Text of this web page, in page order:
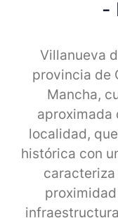
-
Villanueva
provincia de
Mancha,
aproximada
localidad,
histórica con
caracteriza